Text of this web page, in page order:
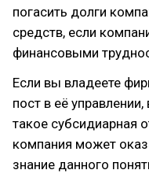
погасить долги
средств, если
финансовыми
Если вы владеете
пост в её
такое субсидиарная
компания может
знание данного